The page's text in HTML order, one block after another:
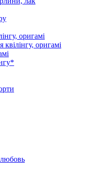
оригамі
квілінгу, оригамі
любовь